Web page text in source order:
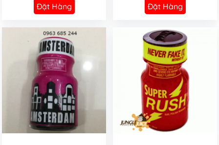
Đặt Hàng
Đặt Hàng